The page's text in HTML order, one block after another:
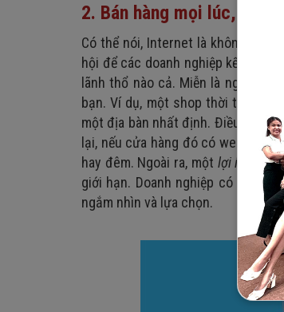
2. Bán hàng mọi lúc, mọi
Có thể nói, Internet là không gian
hội để các doanh nghiệp kết nối
lãnh thổ nào cả. Miễn là người
bạn. Ví dụ, một shop thời trang
một địa bàn nhất định. Điều này
lại, nếu cửa hàng đó có website
hay đêm. Ngoài ra, một lợi ích của
giới hạn. Doanh nghiệp có bao
ngắm nhìn và lựa chọn.